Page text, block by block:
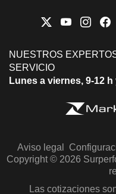
NUESTROS
SERVICIO
Lunes a viernes, 9-12 h
Aviso legal
Copyright © 2026
Las cotizaciones